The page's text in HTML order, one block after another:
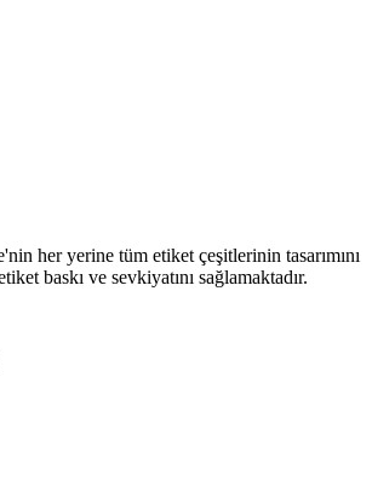
her yerine tüm etiket çeşitlerinin tasarımını
baskı ve sevkiyatını sağlamaktadır.